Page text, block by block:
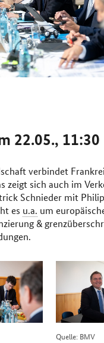
22.05.,
verbindet
zeigt sich auch im
Schnieder mit
es u.a. um
&
Quelle: BMV